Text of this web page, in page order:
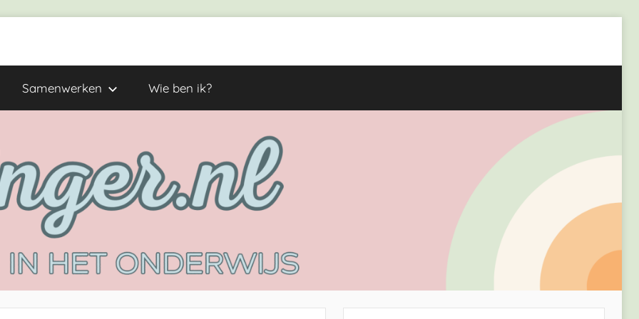
Samenwerken Wie ben ik?